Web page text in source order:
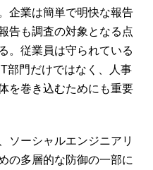
企業は簡単で明快な報告
告も調査の対象となる点
。従業員は守られている
部門だけではなく、人事
を巻き込むためにも重要
ソーシャルエンジニアリ
の多層的な防御の一部に